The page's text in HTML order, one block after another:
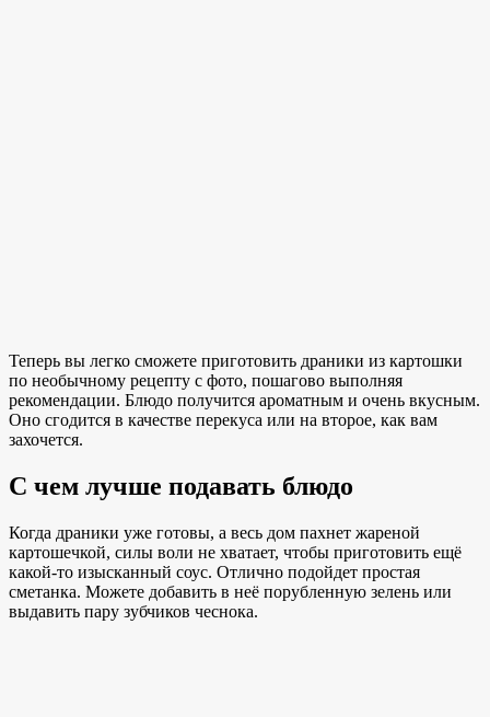
Теперь вы легко сможете приготовить драники из картошки
по необычному рецепту с фото, пошагово выполняя
рекомендации. Блюдо получится ароматным и очень вкусным.
Оно сгодится в качестве перекуса или на второе, как вам
захочется.
С чем лучше подавать блюдо
Когда драники уже готовы, а весь дом пахнет жареной
картошечкой, силы воли не хватает, чтобы приготовить ещё
какой-то изысканный соус. Отлично подойдет простая
сметанка. Можете добавить в неё порубленную зелень или
выдавить пару зубчиков чеснока.